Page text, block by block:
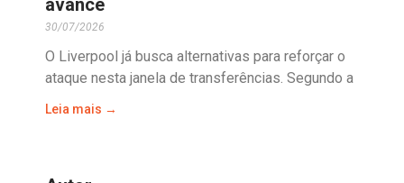
avance
30/07/2026
O Liverpool já busca alternativas para reforçar o
ataque nesta janela de transferências. Segundo a
Leia mais →